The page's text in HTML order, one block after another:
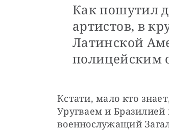
Как пошутил
артистов, в
Латинской
полицейским
Кстати, мало кто
Уругваем и Бразилией
военнослужащий